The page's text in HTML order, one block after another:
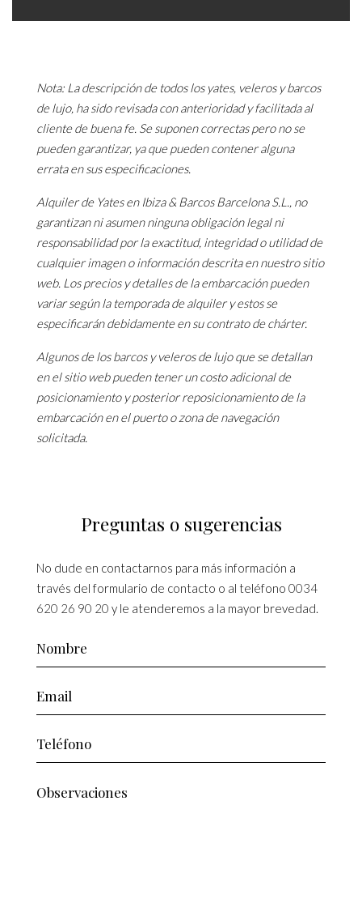
Nota: La descripción de todos los yates, veleros y barcos
de lujo, ha sido revisada con anterioridad y facilitada al
cliente de buena fe. Se suponen correctas pero no se
pueden garantizar, ya que pueden contener alguna
errata en sus especificaciones.
Alquiler de Yates en Ibiza & Barcos Barcelona S.L., no
garantizan ni asumen ninguna obligación legal ni
responsabilidad por la exactitud, integridad o utilidad de
cualquier imagen o información descrita en nuestro sitio
web. Los precios y detalles de la embarcación pueden
variar según la temporada de alquiler y estos se
especificarán debidamente en su contrato de chárter.
Algunos de los barcos y veleros de lujo que se detallan
en el sitio web pueden tener un costo adicional de
posicionamiento y posterior reposicionamiento de la
embarcación en el puerto o zona de navegación
solicitada.
Preguntas o sugerencias
No dude en contactarnos para más información a
través del formulario de contacto o al teléfono 0034
620 26 90 20 y le atenderemos a la mayor brevedad.